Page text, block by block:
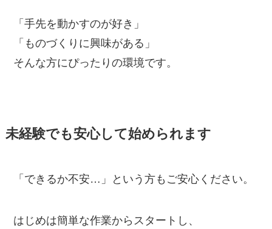
「手先を動かすのが好き」
「ものづくりに興味がある」
そんな方にぴったりの環境です。
未経験でも安心して始められます
「できるか不安…」という方もご安心ください。
はじめは簡単な作業からスタートし、